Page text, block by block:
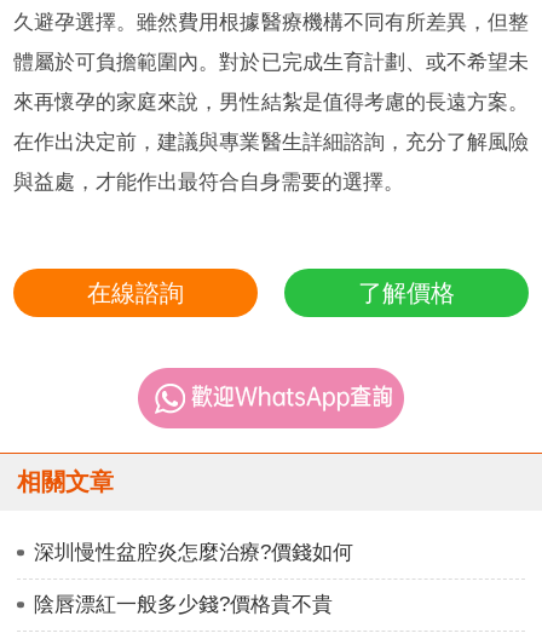
久避孕選擇。雖然費用根據醫療機構不同有所差異，但整
體屬於可負擔範圍內。對於已完成生育計劃、或不希望未
來再懷孕的家庭來說，男性結紮是值得考慮的長遠方案。
在作出決定前，建議與專業醫生詳細諮詢，充分了解風險
與益處，才能作出最符合自身需要的選擇。
在線諮詢 了解價格
相關文章
深圳慢性盆腔炎怎麼治療?價錢如何
陰唇漂紅一般多少錢?價格貴不貴